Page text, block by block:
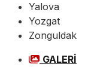
Yalova
Yozgat
Zonguldak
GALERİ